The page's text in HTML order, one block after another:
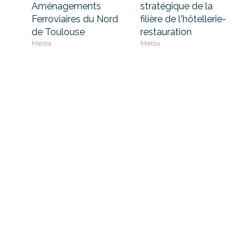
Aménagements
Ferroviaires du Nord
de Toulouse
Média
stratégique de la
filière de l'hôtellerie-
restauration
Média